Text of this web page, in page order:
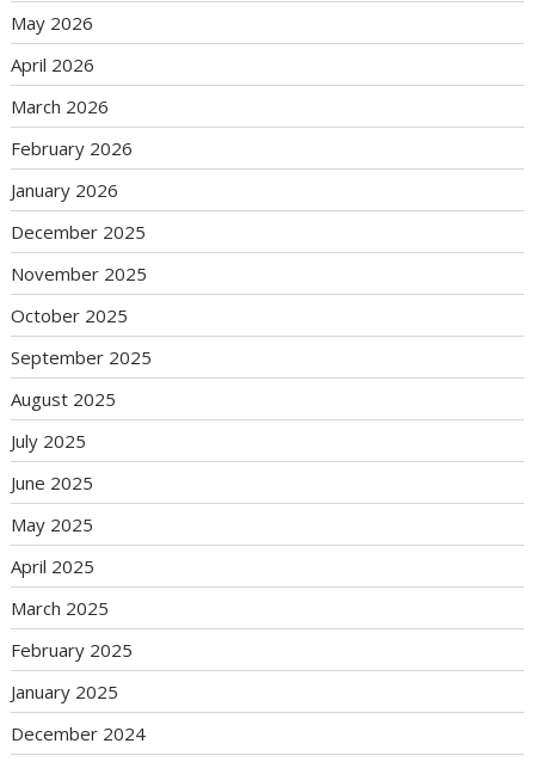
May 2026
April 2026
March 2026
February 2026
January 2026
December 2025
November 2025
October 2025
September 2025
August 2025
July 2025
June 2025
May 2025
April 2025
March 2025
February 2025
January 2025
December 2024